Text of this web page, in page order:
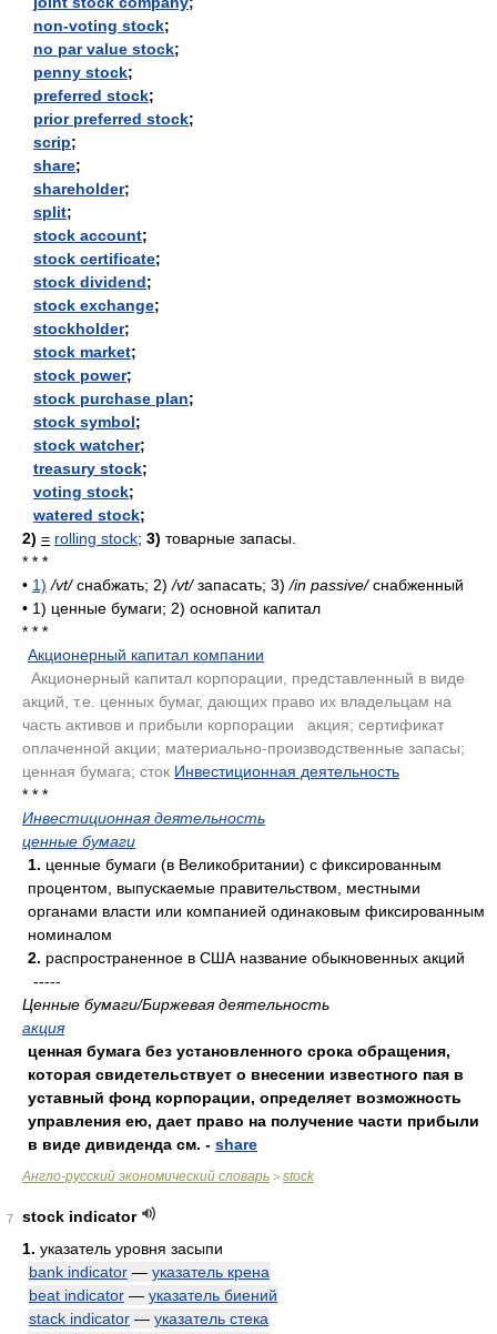
non-voting stock;
no par value stock;
penny stock;
preferred stock;
prior preferred stock;
scrip;
share;
shareholder;
split;
stock account;
stock certificate;
stock dividend;
stock exchange;
stockholder;
stock market;
stock power;
stock purchase plan;
stock symbol;
stock watcher;
treasury stock;
voting stock;
watered stock;
2) = rolling stock; 3) товарные запасы.
* * *
• 1) /vt/снабжать; 2)/vt/запасать; 3)/in passive/снабженный
• 1) ценные бумаги; 2) основной капитал
* * *
Акционерный капитал компании
Акционерный капитал корпорации, представленный в виде
акций, т.е. ценных бумаг, дающих право их владельцам на
часть активов и прибыли корпорации
акция; сертификат
оплаченной акции; материально-производственные запасы;
ценная бумага; сток Инвестиционная деятельность
* * *
Инвестиционная деятельность
ценные бумаги
1. ценные бумаги (в Великобритании) с фиксированным
процентом, выпускаемые правительством, местными
органами власти или компанией одинаковым фиксированным
номиналом
2. распространенное в США название обыкновенных акций
-----
Ценные бумаги/Биржевая деятельность
акция
ценная бумага без установленного срока обращения,
которая свидетельствует о внесении известного пая в
уставный фонд корпорации, определяет возможность
управления ею, дает право на получение части прибыли
в виде дивиденда см. - share
Англо-русский экономический словарь > stock
7
stock indicator
1. указатель уровня засыпи
bank indicator — указатель крена
beat indicator — указатель биений
stack indicator — указатель стека